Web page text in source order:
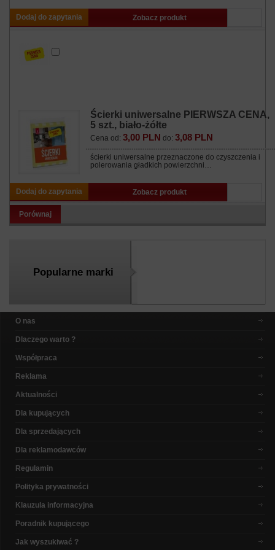
Dodaj do zapytania Zobacz produkt
Ścierki uniwersalne PIERWSZA CENA,
5 szt., biało-żółte
Cena od: 3,00 PLN do: 3,08 PLN
ścierki uniwersalne przeznaczone do czyszczenia i
polerowania gładkich powierzchni…
Dodaj do zapytania Zobacz produkt
Porównaj
Popularne marki
O nas
Dlaczego warto ?
Współpraca
Reklama
Aktualności
Dla kupujących
Dla sprzedających
Dla reklamodawców
Regulamin
Polityka prywatności
Klauzula informacyjna
Poradnik kupującego
Jak wyszukiwać ?